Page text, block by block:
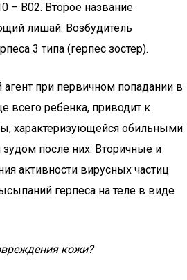
В02. Второе название
лишай. Возбудитель
3 типа (герпес зостер).
при первичном попадании в
всего ребенка, приводит к
характеризующейся обильными
после них. Вторичные и
активности вирусных частиц
герпеса на теле в виде
кожи?